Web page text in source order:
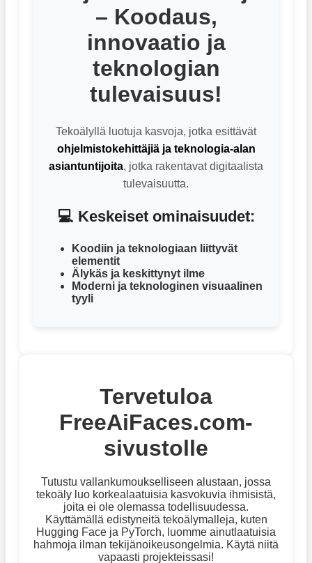
– Koodaus,
innovaatio ja
teknologian
tulevaisuus!
Tekoälyllä luotuja kasvoja, jotka esittävät
ohjelmistokehittäjiä ja teknologia-alan
asiantuntijoita, jotka rakentavat digitaalista
tulevaisuutta.
💻 Keskeiset ominaisuudet:
Koodiin ja teknologiaan liittyvät
elementit
Älykäs ja keskittynyt ilme
Moderni ja teknologinen visuaalinen
tyyli
Tervetuloa
FreeAiFaces.com-
sivustolle
Tutustu vallankumoukselliseen alustaan, jossa
tekoäly luo korkealaatuisia kasvokuvia ihmisistä,
joita ei ole olemassa todellisuudessa.
Käyttämällä edistyneitä tekoälymalleja, kuten
Hugging Face ja PyTorch, luomme ainutlaatuisia
hahmoja ilman tekijänoikeusongelmia. Käytä niitä
vapaasti projekteissasi!